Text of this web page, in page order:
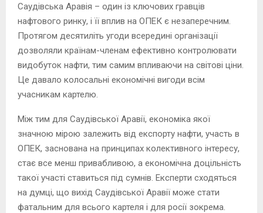
Саудівська Аравія – один із ключових гравців
нафтового ринку, і її вплив на ОПЕК є незаперечним.
Протягом десятиліть угоди всередині організації
дозволяли країнам-членам ефективно контролювати
видобуток нафти, тим самим впливаючи на світові ціни.
Це давало колосальні економічні вигоди всім
учасникам картелю.
Між тим для Саудівської Аравії, економіка якої
значною мірою залежить від експорту нафти, участь в
ОПЕК, заснована на принципах колективного інтересу,
стає все менш привабливою, а економічна доцільність
такої участі ставиться під сумнів. Експерти сходяться
на думці, що вихід Саудівської Аравії може стати
фатальним для всього картеля і для росії зокрема.